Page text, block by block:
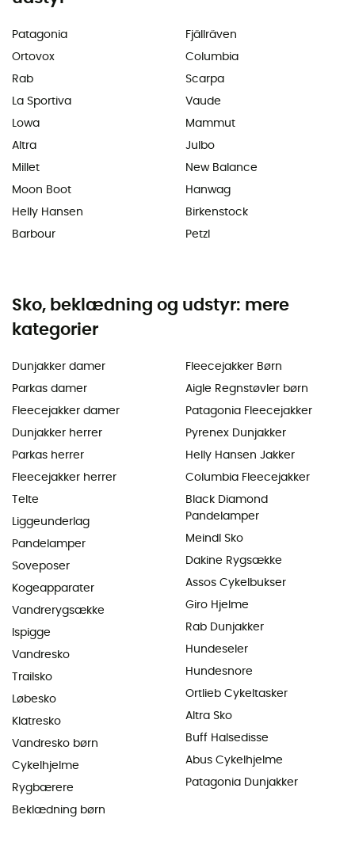
Patagonia
Ortovox
Rab
La Sportiva
Lowa
Altra
Millet
Moon Boot
Helly Hansen
Barbour
Fjällräven
Columbia
Scarpa
Vaude
Mammut
Julbo
New Balance
Hanwag
Birkenstock
Petzl
Sko, beklædning og udstyr: mere
kategorier
Dunjakker damer
Parkas damer
Fleecejakker damer
Dunjakker herrer
Parkas herrer
Fleecejakker herrer
Telte
Liggeunderlag
Pandelamper
Soveposer
Kogeapparater
Vandrerygsække
Ispigge
Vandresko
Trailsko
Løbesko
Klatresko
Vandresko børn
Cykelhjelme
Rygbærere
Beklædning børn
Fleecejakker Børn
Aigle Regnstøvler børn
Patagonia Fleecejakker
Pyrenex Dunjakker
Helly Hansen Jakker
Columbia Fleecejakker
Black Diamond
Pandelamper
Meindl Sko
Dakine Rygsække
Assos Cykelbukser
Giro Hjelme
Rab Dunjakker
Hundeseler
Hundesnore
Ortlieb Cykeltasker
Altra Sko
Buff Halsedisse
Abus Cykelhjelme
Patagonia Dunjakker